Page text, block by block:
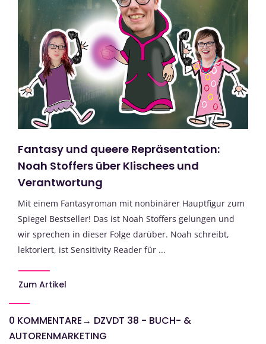
Fantasy und queere Repräsentation:
Noah Stoffers über Klischees und
Verantwortung
Mit einem Fantasyroman mit nonbinärer Hauptfigur zum
Spiegel Bestseller! Das ist Noah Stoffers gelungen und
wir sprechen in dieser Folge darüber. Noah schreibt,
lektoriert, ist Sensitivity Reader für ...
Zum Artikel
0 KOMMENTARE→ DZVDT 38 - BUCH- &
AUTORENMARKETING